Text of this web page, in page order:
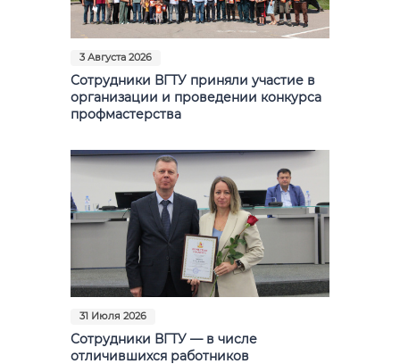
3 Августа 2026
Сотрудники ВГТУ приняли участие в
организации и проведении конкурса
профмастерства
31 Июля 2026
Сотрудники ВГТУ — в числе
отличившихся работников